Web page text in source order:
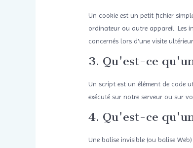
Un cookie est un petit fichier
ordinateur ou autre appareil. Les
concernés lors d'une visite
3. Qu'est-ce
Un script est un élément de code
exécuté sur notre serveur ou sur
4. Qu'est-ce
Une balise invisible (ou balise